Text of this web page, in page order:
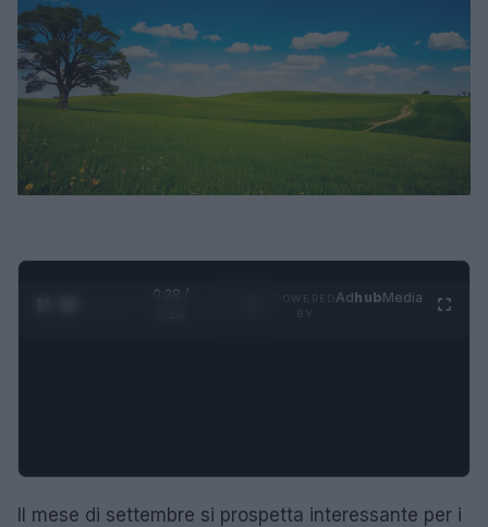
0:29 /
AdhubMedia
Il mese di settembre si prospetta interessante per i